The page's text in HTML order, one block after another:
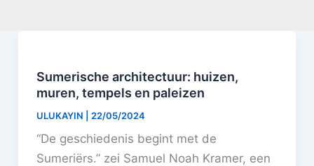
Sumerische architectuur: huizen,
muren, tempels en paleizen
ULUKAYIN 22/05/2024
“De geschiedenis begint met de
Sumeriërs.” zei Samuel Noah Kramer, een